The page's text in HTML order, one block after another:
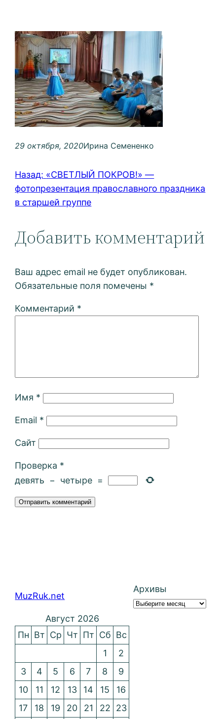
29 октября, 2020Ирина Семененко
Назад: «СВЕТЛЫЙ ПОКРОВ!» —
фотопрезентация православного праздника
в старшей группе
Добавить комментарий
Ваш адрес email не будет опубликован.
Обязательные поля помечены *
Комментарий *
Имя *
Email *
Сайт
Проверка *
девять − четыре =
MuzRuk.net
Архивы
Август 2026
Пн Вт Ср Чт Пт Сб Вс
1
2
3
4 5 6 7 8
9
10
11 12 13 14 15
16
17
18 19 20 21 22 23